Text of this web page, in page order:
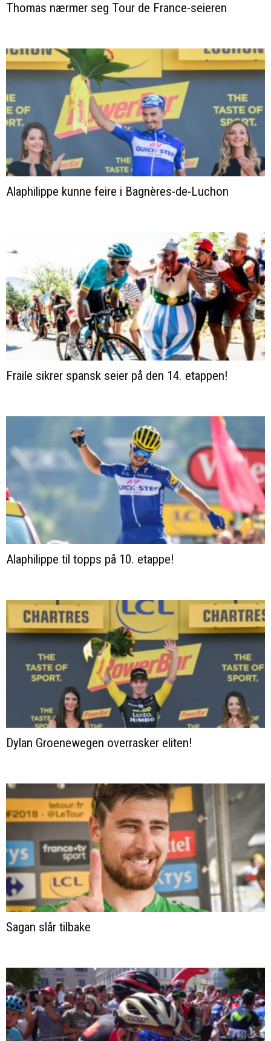
Thomas nærmer seg Tour de France-seieren
Alaphilippe kunne feire i Bagnères-de-Luchon
Fraile sikrer spansk seier på den 14. etappen!
Alaphilippe til topps på 10. etappe!
Dylan Groenewegen overrasker eliten!
Sagan slår tilbake